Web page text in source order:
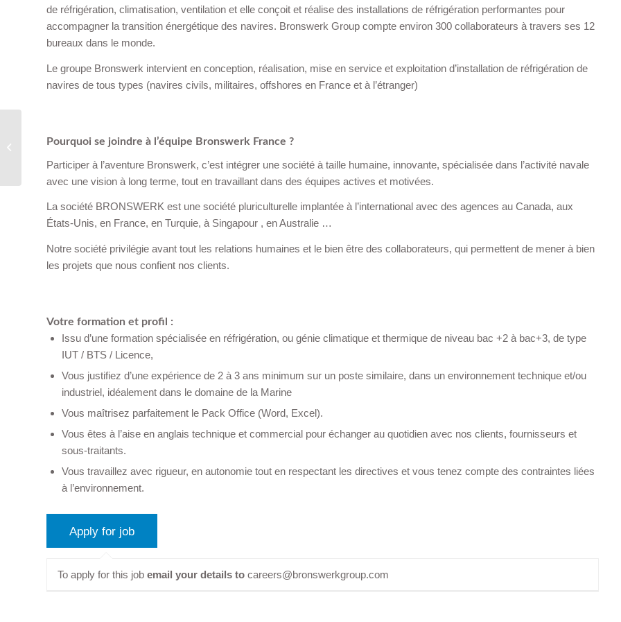
de réfrigération, climatisation, ventilation et elle conçoit et réalise des installations de réfrigération performantes pour
accompagner la transition énergétique des navires. Bronswerk Group compte environ 300 collaborateurs à travers ses 12
bureaux dans le monde.
Le groupe Bronswerk intervient en conception, réalisation, mise en service et exploitation d’installation de réfrigération de
navires de tous types (navires civils, militaires, offshores en France et à l’étranger)
Pourquoi se joindre à l’équipe Bronswerk France ?
Participer à l’aventure Bronswerk, c’est intégrer une société à taille humaine, innovante, spécialisée dans l’activité navale
avec une vision à long terme, tout en travaillant dans des équipes actives et motivées.
La société BRONSWERK est une société pluriculturelle implantée à l’international avec des agences au Canada, aux
États-Unis, en France, en Turquie, à Singapour , en Australie …
Notre société privilégie avant tout les relations humaines et le bien être des collaborateurs, qui permettent de mener à bien
les projets que nous confient nos clients.
Votre formation et profil :
Issu d’une formation spécialisée en réfrigération, ou génie climatique et thermique de niveau bac +2 à bac+3, de type
IUT / BTS / Licence,
Vous justifiez d’une expérience de 2 à 3 ans minimum sur un poste similaire, dans un environnement technique et/ou
industriel, idéalement dans le domaine de la Marine
Vous maîtrisez parfaitement le Pack Office (Word, Excel).
Vous êtes à l’aise en anglais technique et commercial pour échanger au quotidien avec nos clients, fournisseurs et
sous-traitants.
Vous travaillez avec rigueur, en autonomie tout en respectant les directives et vous tenez compte des contraintes liées
à l’environnement.
To apply for this job email your details to careers@bronswerkgroup.com
Monteur Frigoriste H/F